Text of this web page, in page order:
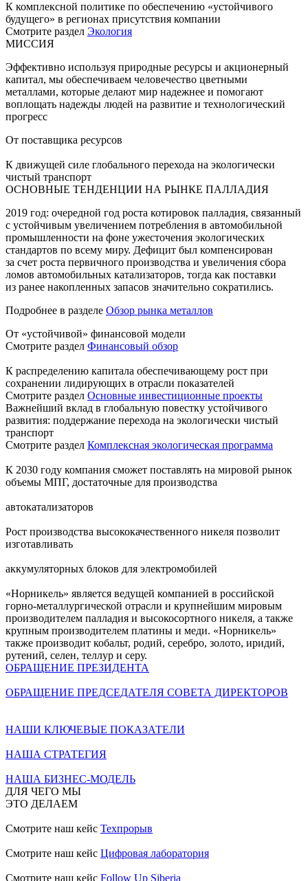
К комплексной политике по обеспечению «устойчивого
будущего» в регионах присутствия компании
Смотрите раздел Экология
МИССИЯ
Эффективно используя природные ресурсы и акционерный
капитал, мы обеспечиваем человечество цветными
металлами, которые делают мир надежнее и помогают
воплощать надежды людей на развитие и технологический
прогресс
От поставщика ресурсов
К движущей силе глобального перехода на экологически
чистый транспорт
ОСНОВНЫЕ ТЕНДЕНЦИИ НА РЫНКЕ ПАЛЛАДИЯ
2019 год: очередной год роста котировок палладия, связанный
с устойчивым увеличением потребления в автомобильной
промышленности на фоне ужесточения экологических
стандартов по всему миру. Дефицит был компенсирован
за счет роста первичного производства и увеличения сбора
ломов автомобильных катализаторов, тогда как поставки
из ранее накопленных запасов значительно сократились.
Подробнее в разделе Обзор рынка металлов
От «устойчивой» финансовой модели
Смотрите раздел Финансовый обзор
К распределению капитала обеспечивающему рост при
сохранении лидирующих в отрасли показателей
Смотрите раздел Основные инвестиционные проекты
Важнейший вклад в глобальную повестку устойчивого
развития: поддержание перехода на экологически чистый
транспорт
Смотрите раздел Комплексная экологическая программа
К 2030 году компания сможет поставлять на мировой рынок
объемы МПГ, достаточные для производства
автокатализаторов
Рост производства высококачественного никеля позволит
изготавливать
аккумуляторных блоков для электромобилей
«Норникель» является ведущей компанией в российской
горно-металлургической отрасли и крупнейшим мировым
производителем палладия и высокосортного никеля, а также
крупным производителем платины и меди. «Норникель»
также производит кобальт, родий, серебро, золото, иридий,
рутений, селен, теллур и серу.
ОБРАЩЕНИЕ ПРЕЗИДЕНТА
ОБРАЩЕНИЕ ПРЕДСЕДАТЕЛЯ СОВЕТА ДИРЕКТОРОВ
НАШИ КЛЮЧЕВЫЕ ПОКАЗАТЕЛИ
НАША СТРАТЕГИЯ
НАША БИЗНЕС-МОДЕЛЬ
ДЛЯ ЧЕГО МЫ
ЭТО ДЕЛАЕМ
Смотрите наш кейс Техпрорыв
Смотрите наш кейс Цифровая лаборатория
Смотрите наш кейс Follow Up Siberia